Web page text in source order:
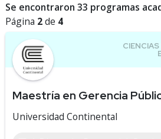
Se encontraron 33 programas
Página 2de 4
Maestría en Gerencia
Universidad Continental